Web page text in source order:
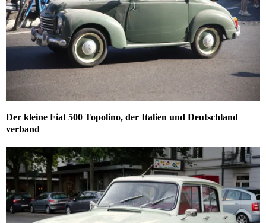
Der kleine Fiat 500 Topolino, der Italien und Deutschland
verband